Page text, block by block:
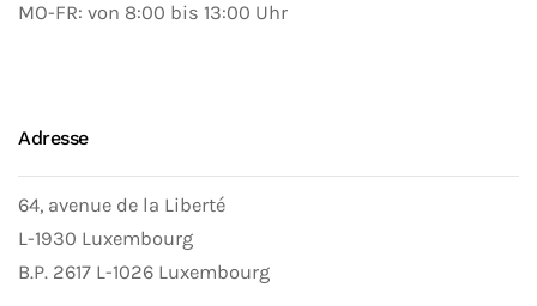
MO-FR: von 8:00 bis 13:00 Uhr
Adresse
64, avenue de la Liberté
L-1930 Luxembourg
B.P. 2617 L-1026 Luxembourg